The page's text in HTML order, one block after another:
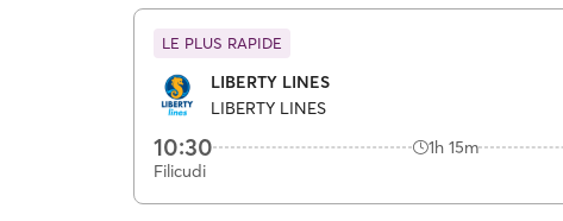
LE PLUS RAPIDE
LIBERTY LINES
LIBERTY LINES
10:30 1h 15m
Filicudi